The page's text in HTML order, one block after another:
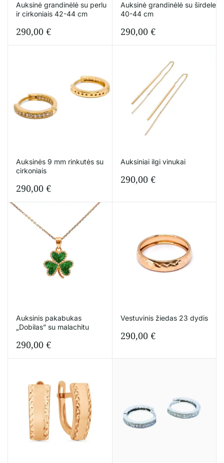
Auksinė grandinėlė su perlu
ir cirkoniais 42-44 cm
290,00 €
Auksinė grandinėlė su širdele
40-44 cm
290,00 €
Auksinės 9 mm rinkutės su
cirkoniais
290,00 €
Auksiniai ilgi vinukai
290,00 €
Auksinis pakabukas
„Dobilas” su malachitu
290,00 €
Vestuvinis žiedas 23 dydis
290,00 €